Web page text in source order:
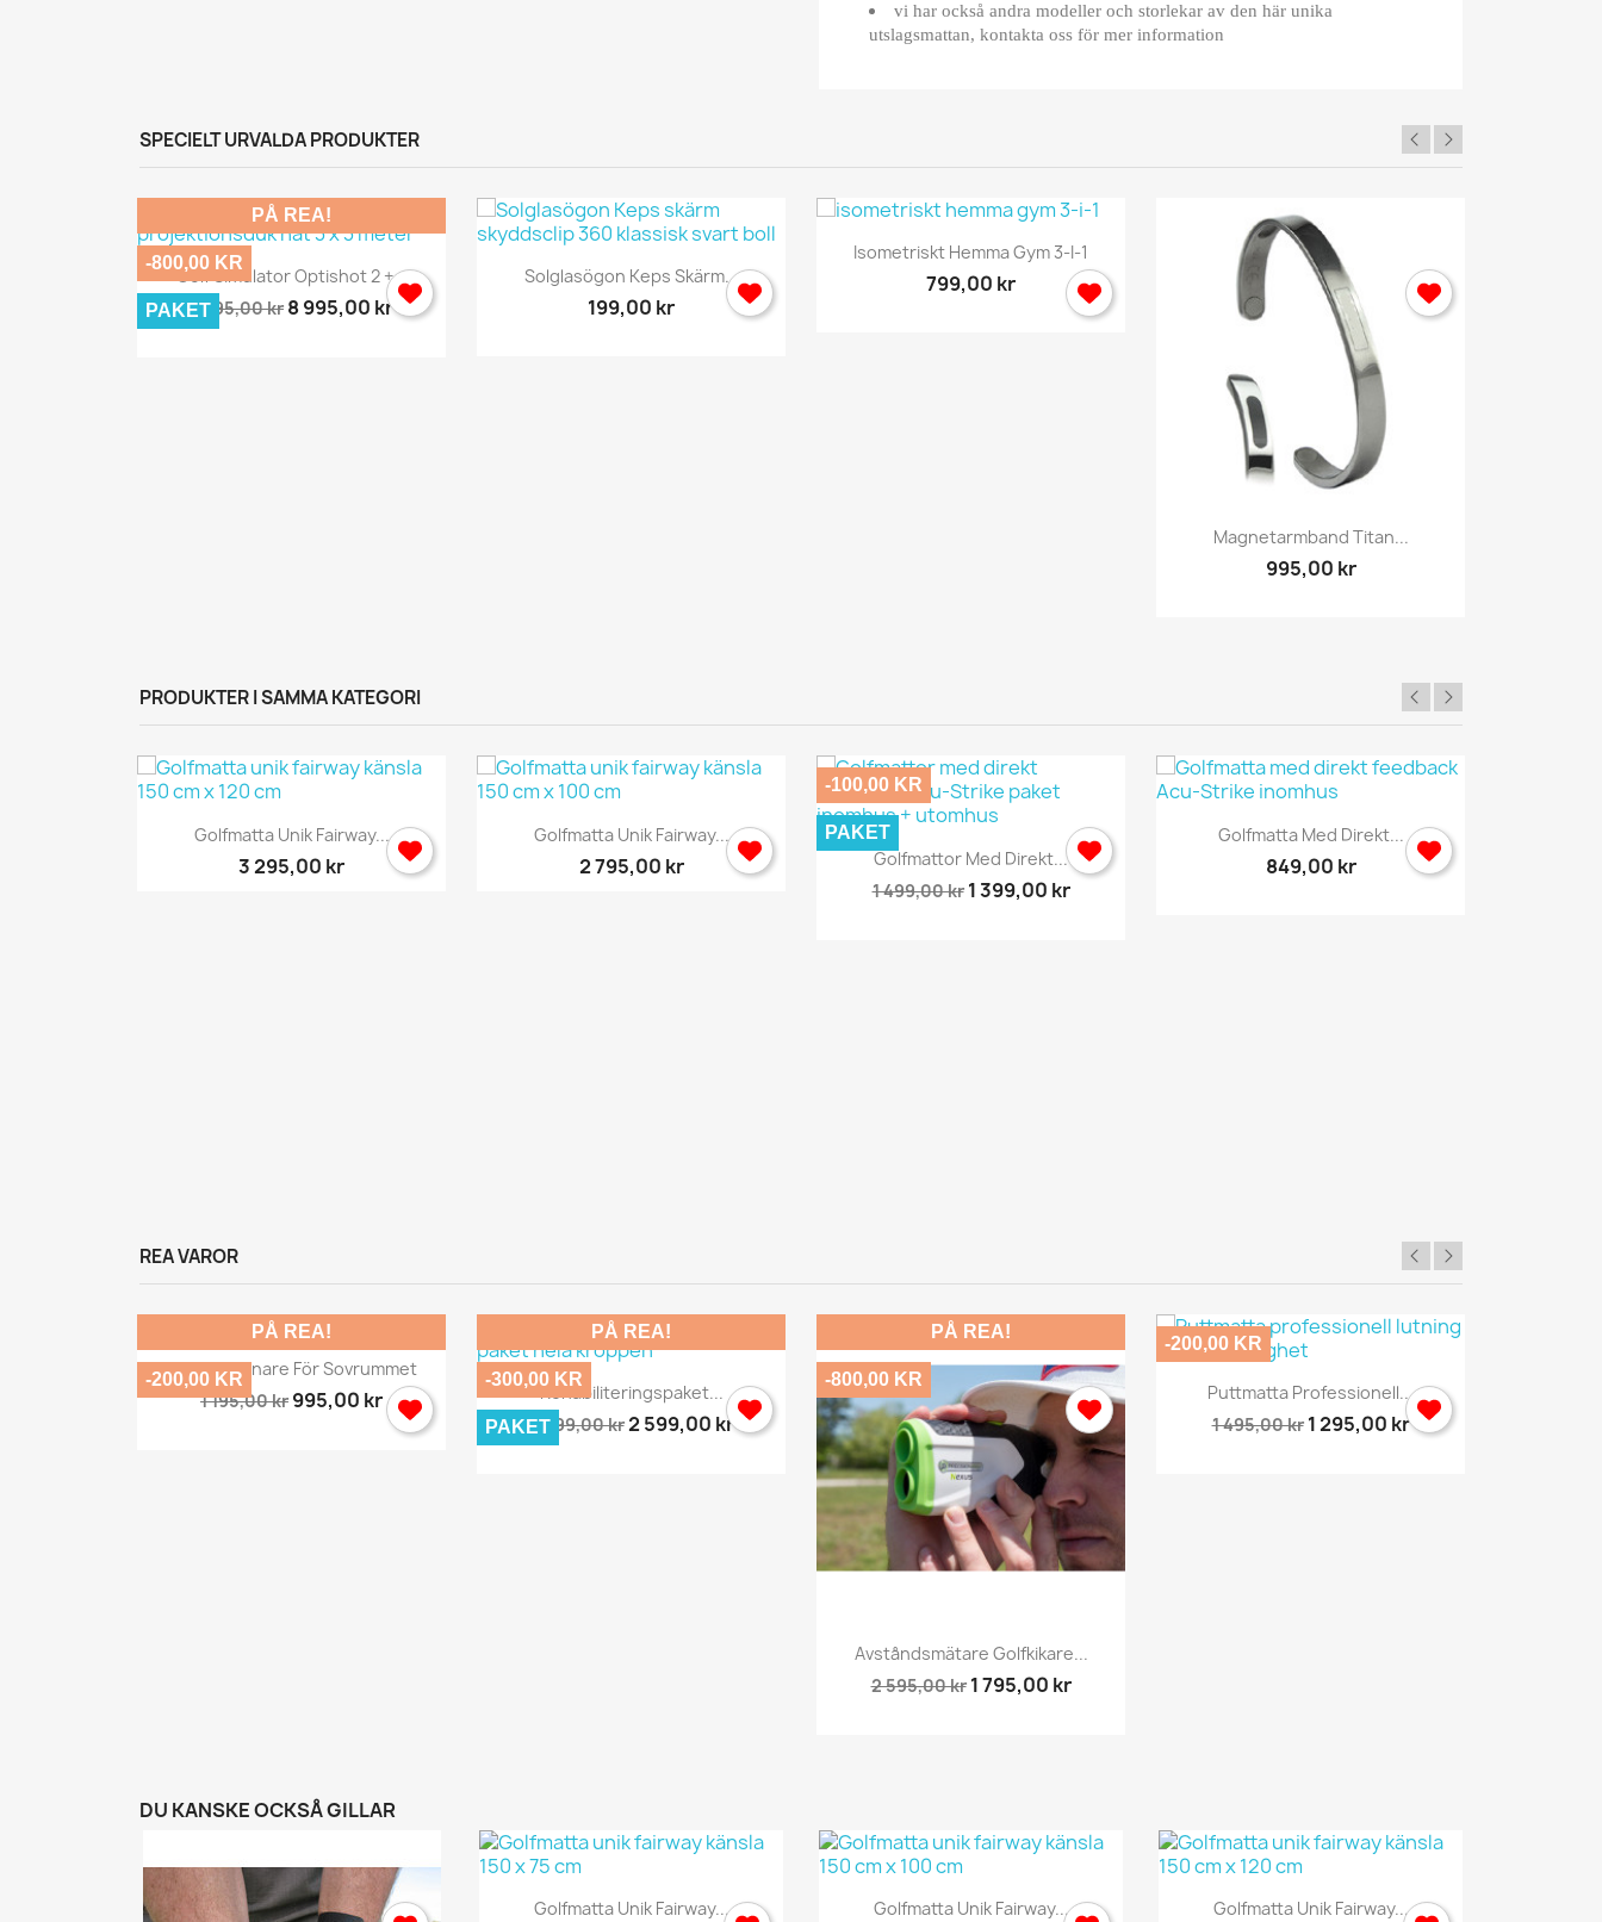
vi har också andra modeller och storlekar av den här unika
utslagsmattan, kontakta oss för mer information
SPECIELT URVALDA PRODUKTER
Snabbvy
Golf Simulator Optishot 2 +...
9 795,00 kr 8 995,00 kr
PÅ REA!
-800,00 KR
PAKET
Snabbvy
Solglasögon Keps Skärm...
199,00 kr
Snabbvy
Isometriskt Hemma Gym 3-I-1
799,00 kr
Snabbvy
Magnetarmband Titan...
995,00 kr
PRODUKTER I SAMMA KATEGORI
Snabbvy
Golfmatta Unik Fairway...
3 295,00 kr
Snabbvy
Golfmatta Unik Fairway...
2 795,00 kr Snabbvy
Golfmattor Med Direkt...
1 499,00 kr 1 399,00 kr
-100,00 KR
PAKET Snabbvy
Golfmatta Med Direkt...
849,00 kr
REA VAROR
Snabbvy
Salt Luftrenare För Sovrummet
1 195,00 kr 995,00 kr
PÅ REA!
-200,00 KR Snabbvy
Rehabiliteringspaket...
2 899,00 kr2 599,00 kr
PÅ REA!
-300,00 KR
PAKET
Snabbvy
Avståndsmätare Golfkikare...
2 595,00 kr 1 795,00 kr
PÅ REA!
-800,00 KR Snabbvy
Puttmatta Professionell...
1 495,00 kr 1 295,00 kr
-200,00 KR
DU KANSKE OCKSÅ GILLAR
Snabbvy
Golfmatta Unik Fairway... Snabbvy
Golfmatta Unik Fairway... Snabbvy
Golfmatta Unik Fairway...
Logga in ×
Du behöver vara inlogga för att spara produkter i din Önskelista.